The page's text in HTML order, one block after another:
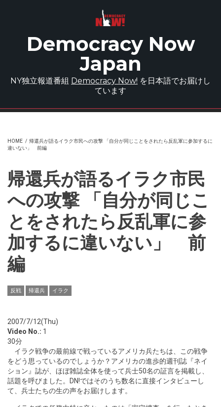
Democracy Now
Japan
NY独立報道番組 Democracy Now! を日本語でお届けし
ています
HOME / 帰還兵が語るイラク市民への攻撃 「自分が同じことをされたら反乱軍に参加するに
違いない」 前編
帰還兵が語るイラク市民
への攻撃 「自分が同じこ
とをされたら反乱軍に参
加するに違いない」 前
編
反戦 帰還兵 イラク
2007/7/12(Thu)
Video No.: 1
30分
イラク戦争の最前線で戦っているアメリカ兵たちは、この戦争
をどう思っているのでしょうか？アメリカの進歩的週刊誌『ネイ
ション』誌が、ほぼ雑誌全体を使って兵士50名の証言を掲載し、
話題を呼びました。DN!ではそのうち数名に直接インタビューし
て、兵士たちの生の声をお届けします。